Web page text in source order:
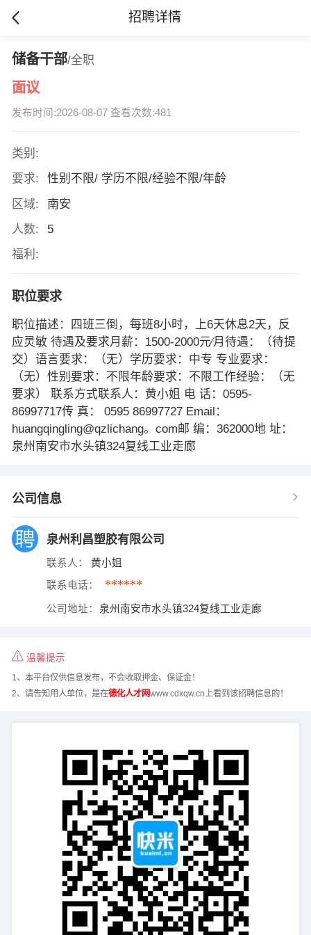
招聘详情
储备干部/全职
面议
发布时间:2026-08-07 查看次数:481
类别:
要求:
性别不限/ 学历不限/经验不限/年龄
区域:
南安
人数:
5
福利:
职位要求
职位描述：四班三倒，每班8小时，上6天休息2天，反
应灵敏 待遇及要求月薪：1500-2000元∕月待遇：（待提
交）语言要求：（无）学历要求：中专 专业要求：
（无）性别要求：不限年龄要求：不限工作经验：（无
要求） 联系方式联系人：黄小姐 电 话：0595-
86997717传 真： 0595 86997727 Email：
huangqingling@qzlichang。com邮 编：362000地 址：
泉州南安市水头镇324复线工业走廊
公司信息
泉州利昌塑胶有限公司
联系人： 黄小姐
联系电话： ******
公司地址： 泉州南安市水头镇324复线工业走廊
温馨提示
1、本平台仅供信息发布，不会收取押金、保证金！
2、请告知用人单位，是在德化人才网www.cdxqw.cn上看到该招聘信息的！